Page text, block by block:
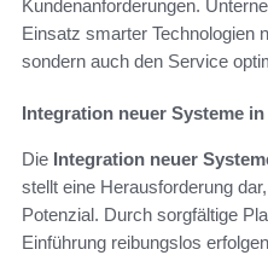
Kundenanforderungen.
Einsatz smarter Technologien
sondern auch den Service
Integration neuer Systeme
Die Integration neuer
stellt eine Herausforderung
Potenzial. Durch sorgfältige
Einführung reibungslos